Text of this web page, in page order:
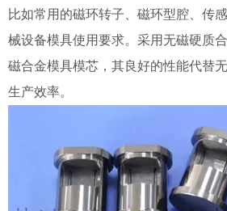
比如常用的磁环转子、磁环型腔、传
械设备模具使用要求。采用无磁硬质
磁合金模具模芯，其良好的性能代替
生产效率。